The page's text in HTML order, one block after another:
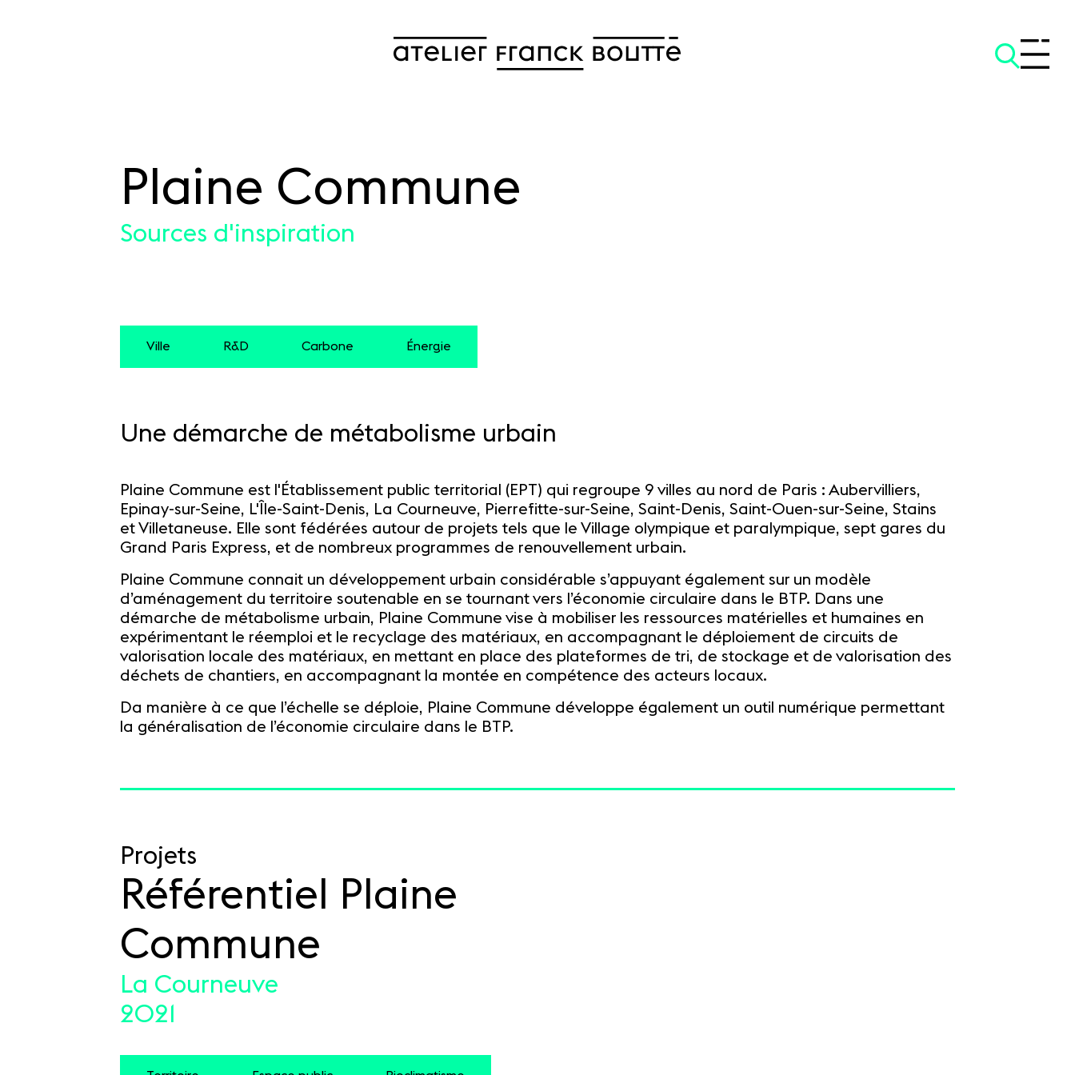
SKIP TO CONTENTPlaine Commune
Sources d'inspiration
Ville R&D Carbone Énergie
Une démarche de métabolisme urbain
Plaine Commune est l'Établissement public territorial (EPT) qui regroupe 9 villes au nord de Paris : Aubervilliers,
Epinay-sur-Seine, L'Île-Saint-Denis, La Courneuve, Pierrefitte-sur-Seine, Saint-Denis, Saint-Ouen-sur-Seine, Stains
et Villetaneuse. Elle sont fédérées autour de projets tels que le Village olympique et paralympique, sept gares du
Grand Paris Express, et de nombreux programmes de renouvellement urbain.
Plaine Commune connait un développement urbain considérable s’appuyant également sur un modèle
d’aménagement du territoire soutenable en se tournant vers l’économie circulaire dans le BTP. Dans une
démarche de métabolisme urbain, Plaine Commune vise à mobiliser les ressources matérielles et humaines en
expérimentant le réemploi et le recyclage des matériaux, en accompagnant le déploiement de circuits de
valorisation locale des matériaux, en mettant en place des plateformes de tri, de stockage et de valorisation des
déchets de chantiers, en accompagnant la montée en compétence des acteurs locaux.
Da manière à ce que l’échelle se déploie, Plaine Commune développe également un outil numérique permettant
la généralisation de l’économie circulaire dans le BTP.
Projets
Référentiel Plaine
Commune
La Courneuve
2021